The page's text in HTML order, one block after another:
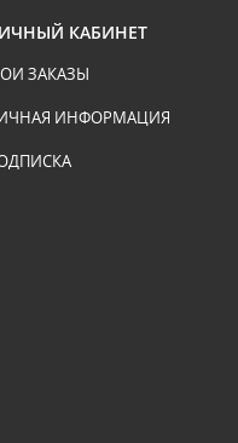
КАБИНЕТ
ЗАКАЗЫ
ИНФОРМАЦИЯ